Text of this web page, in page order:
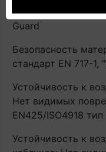
Дополнительное
Guard
Безопасность
стандарт EN 717-1,
Устойчивость к
Нет видимых
EN425/ISO4918 тип
Устойчивость к